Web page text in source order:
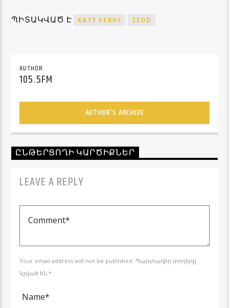
ՊԻՏԱԿՎԱԾ Է KATY PERRY ZEDD
AUTHOR
105.5FM
AUTHOR'S ARCHIVE
ԸՆԹԵՐՑՈՂԻ ԿԱՐԾԻՔՆԵՐ
LEAVE A REPLY
Your email address will not be published. Պարտադիր տողերը
նշված են *